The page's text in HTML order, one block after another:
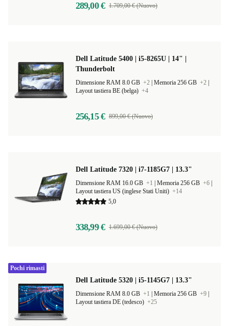
289,00 € 1.709,00 € (Nuovo)
Dell Latitude 5400 | i5-8265U | 14" |
Thunderbolt
Dimensione RAM 8.0 GB +2 Memoria 256 GB +2
Layout tastiera BE (belga) +4
256,15 € 899,00 € (Nuovo)
Dell Latitude 7320 | i7-1185G7 | 13.3"
Dimensione RAM 16.0 GB +1 Memoria 256 GB +6
Layout tastiera US (inglese Stati Uniti) +14
5,0
338,99 € 1.699,00 € (Nuovo)
Dell Latitude 5320 | i5-1145G7 | 13.3"
Dimensione RAM 8.0 GB +1 Memoria 256 GB +9
Layout tastiera DE (tedesco) +25
Pochi rimasti